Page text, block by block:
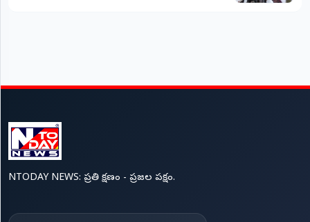
NTODAY NEWS: ప్రతి క్షణం - ప్రజల పక్షం.